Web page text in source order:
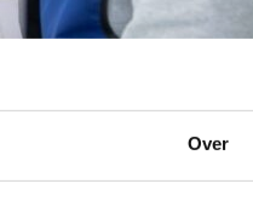
Over
onze
gecreëerd dat...